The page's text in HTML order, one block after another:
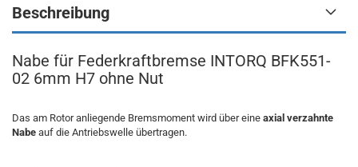
Beschreibung
Nabe für Federkraftbremse INTORQ BFK551-
02 6mm H7 ohne Nut
Das am Rotor anliegende Bremsmoment wird über eine axial verzahnte
Nabe auf die Antriebswelle übertragen.